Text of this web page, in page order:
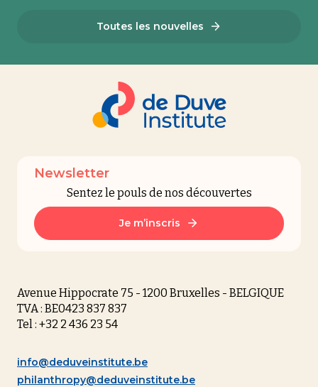
Toutes les nouvelles
Newsletter
Sentez le pouls de nos découvertes
Je m’inscris
Avenue Hippocrate 75 - 1200 Bruxelles - BELGIQUE
TVA : BE0423 837 837
Tel : +32 2 436 23 54
info@deduveinstitute.be
philanthropy@deduveinstitute.be